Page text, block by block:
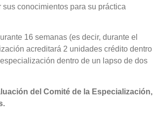
conocimientos para su práctica
16 semanas (es decir, durante el
acreditará 2 unidades crédito dentro
dentro de un lapso de dos
del Comité de la Especialización,